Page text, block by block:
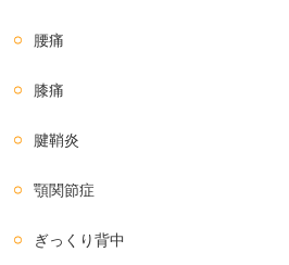
腰痛
膝痛
腱鞘炎
顎関節症
ぎっくり背中